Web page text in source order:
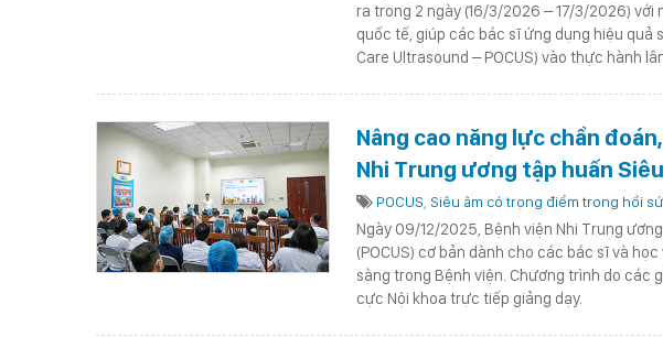
ra trong 2 ngày (16/3/2026 – 17/3/2026)
quốc tế, giúp các bác sĩ ứng dụng hiệu
Care Ultrasound – POCUS) vào thực hành
Nâng cao năng lực chẩn
Nhi Trung ương tập huấn
hồi sức cấp cứu
POCUS, Siêu âm có trọng điểm trong hồi
Ngày 09/12/2025, Bệnh viện Nhi Trung
(POCUS) cơ bản dành cho các bác sĩ và
sàng trong Bệnh viện. Chương trình do các
cực Nội khoa trực tiếp giảng dạy.